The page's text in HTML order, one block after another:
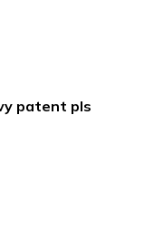
patent pls